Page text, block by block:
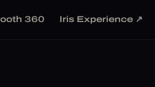
360 Iris Experience ↗